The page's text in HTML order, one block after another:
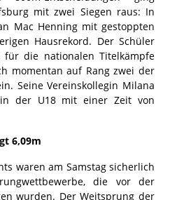
mit zwei Siegen raus: In
Mac Henning mit gestoppten
Hausrekord. Der Schüler
die nationalen Titelkämpfe
momentan auf Rang zwei der
Seine Vereinskollegin Milana
der U18 mit einer Zeit von
6,09m
waren am Samstag sicherlich
die vor der
wurden. Der Weitsprung der